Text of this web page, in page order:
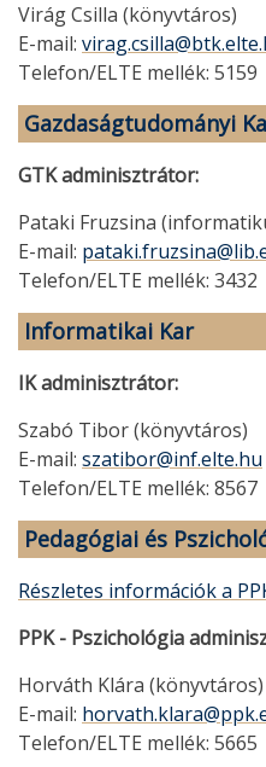
Virág Csilla (könyvtáros)
E-mail:
Telefon/ELTE mellék: 5159
Gazdaságtudományi
GTK adminisztrátor:
Pataki Fruzsina
E-mail:
Telefon/ELTE mellék: 3432
Informatikai Kar
IK adminisztrátor:
Szabó Tibor (könyvtáros)
E-mail: szatibor@inf.elte.hu
Telefon/ELTE mellék: 8567
Pedagógiai és
Részletes információk a
PPK - Pszichológia
Horváth Klára (könyvtáros)
E-mail:
Telefon/ELTE mellék: 5665